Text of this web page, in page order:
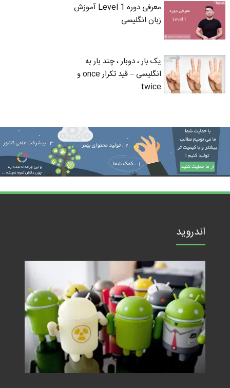
معرفی دوره Level 1 آموزش
زبان انگلیسی
یک بار ، دوبار ، چند بار به
انگلیسی – قید تکرار once و
twice
اندروید